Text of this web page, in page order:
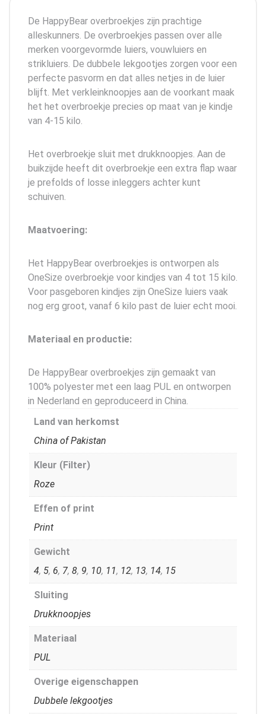
De HappyBear overbroekjes zijn prachtige
alleskunners. De overbroekjes passen over alle
merken voorgevormde luiers, vouwluiers en
strikluiers. De dubbele lekgootjes zorgen voor een
perfecte pasvorm en dat alles netjes in de luier
blijft. Met verkleinknoopjes aan de voorkant maak
het het overbroekje precies op maat van je kindje
van 4-15 kilo.
Het overbroekje sluit met drukknoopjes. Aan de
buikzijde heeft dit overbroekje een extra flap waar
je prefolds of losse inleggers achter kunt
schuiven.
Maatvoering:
Het HappyBear overbroekjes is ontworpen als
OneSize overbroekje voor kindjes van 4 tot 15 kilo.
Voor pasgeboren kindjes zijn OneSize luiers vaak
nog erg groot, vanaf 6 kilo past de luier echt mooi.
Materiaal en productie:
De HappyBear overbroekjes zijn gemaakt van
100% polyester met een laag PUL en ontworpen
in Nederland en geproduceerd in China.
Land van herkomst
China of Pakistan
Kleur (Filter)
Roze
Effen of print
Print
Gewicht
4, 5, 6, 7, 8, 9, 10, 11, 12, 13, 14, 15
Sluiting
Drukknoopjes
Materiaal
PUL
Overige eigenschappen
Dubbele lekgootjes